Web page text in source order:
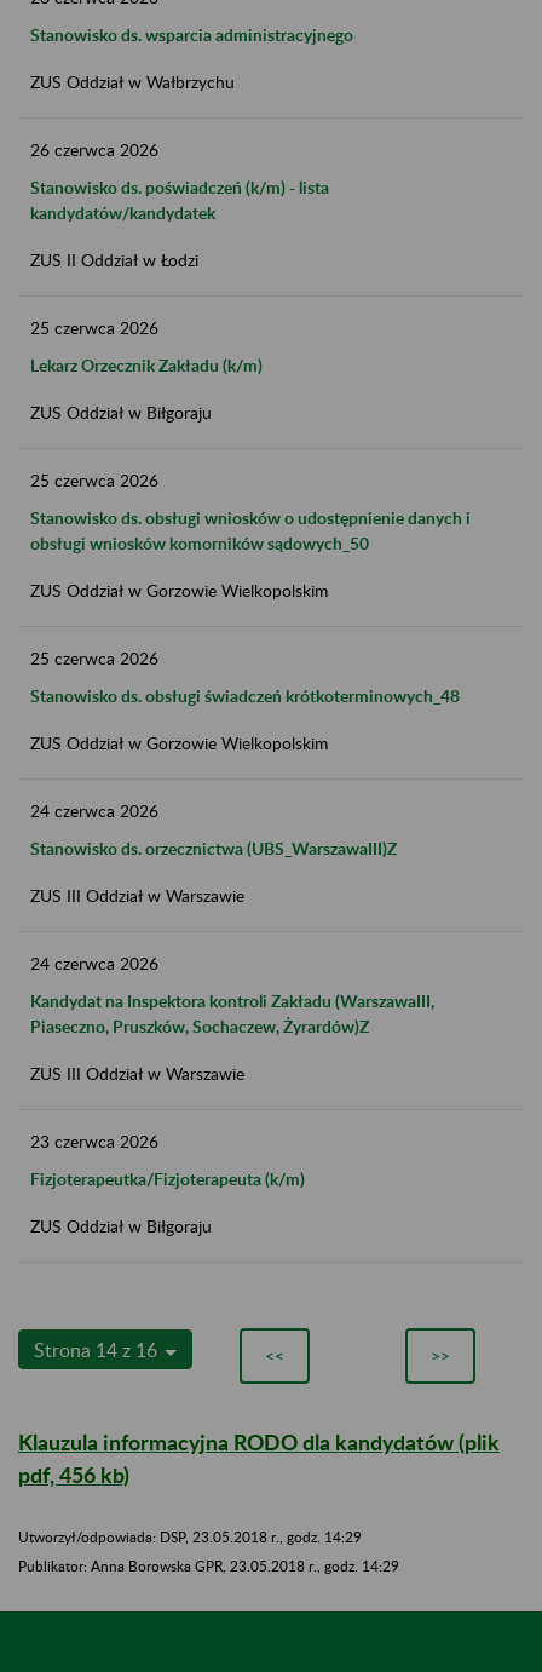
Stanowisko ds. wsparcia administracyjnego
ZUS Oddział w Wałbrzychu
26 czerwca 2026
Stanowisko ds. poświadczeń (k/m) - lista
kandydatów/kandydatek
ZUS II Oddział w Łodzi
25 czerwca 2026
Lekarz Orzecznik Zakładu (k/m)
ZUS Oddział w Biłgoraju
25 czerwca 2026
Stanowisko ds. obsługi wniosków o udostępnienie danych i
obsługi wniosków komorników sądowych_50
ZUS Oddział w Gorzowie Wielkopolskim
25 czerwca 2026
Stanowisko ds. obsługi świadczeń krótkoterminowych_48
ZUS Oddział w Gorzowie Wielkopolskim
24 czerwca 2026
Stanowisko ds. orzecznictwa (UBS_WarszawaIII)Z
ZUS III Oddział w Warszawie
24 czerwca 2026
Kandydat na Inspektora kontroli Zakładu (WarszawaIII,
Piaseczno, Pruszków, Sochaczew, Żyrardów)​Z
ZUS III Oddział w Warszawie
23 czerwca 2026
Fizjoterapeutka/Fizjoterapeuta (k/m)
ZUS Oddział w Biłgoraju
Strona 14 z 16 << >>
Klauzula informacyjna RODO dla kandydatów (plik
pdf, 456 kb)
Utworzył/odpowiada: DSP, 23.05.2018 r., godz. 14:29
​​​​​​​Publikator: Anna Borowska GPR, 23.05.2018 r., godz. 14:29